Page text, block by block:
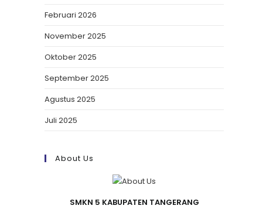
Februari 2026
November 2025
Oktober 2025
September 2025
Agustus 2025
Juli 2025
About Us
SMKN 5 KABUPATEN TANGERANG